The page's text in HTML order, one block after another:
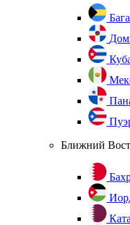
Ближний